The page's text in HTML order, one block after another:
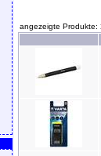
angezeigte Produkte: